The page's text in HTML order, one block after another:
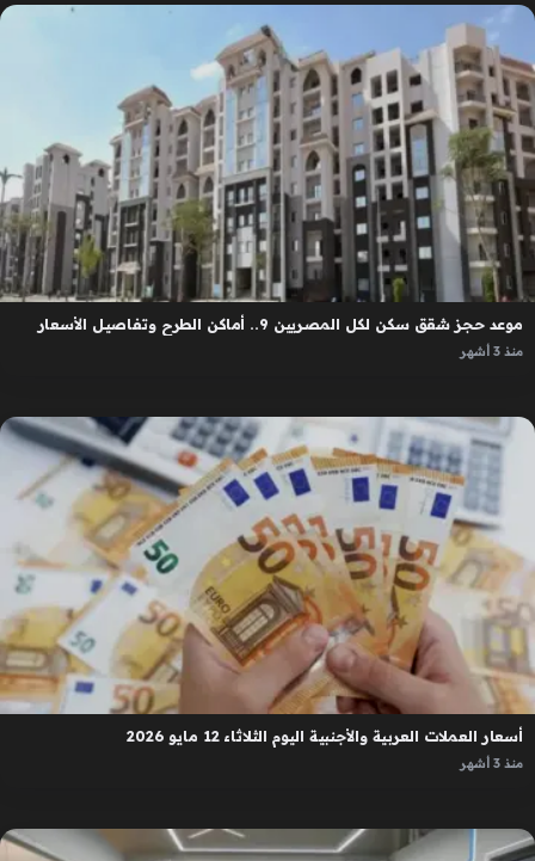
موعد حجز شقق سكن لكل المصريين 9.. أماكن الطرح وتفاصيل الأسعار
منذ 3 أشهر
أسعار العملات العربية والأجنبية اليوم الثلاثاء 12 مايو 2026
منذ 3 أشهر